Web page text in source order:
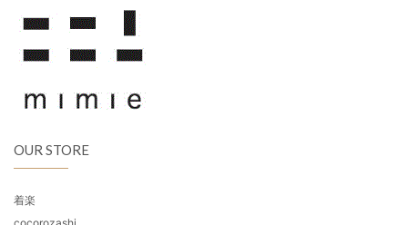
OUR STORE
着楽